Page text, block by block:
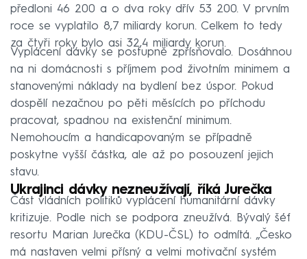
předloni 46 200 a o dva roky dřív 53 200. V prvním
roce se vyplatilo 8,7 miliardy korun. Celkem to tedy
za čtyři roky bylo asi 32,4 miliardy korun.
Vyplácení dávky se postupně zpřísňovalo. Dosáhnou
na ni domácnosti s příjmem pod životním minimem a
stanovenými náklady na bydlení bez úspor. Pokud
dospělí nezačnou po pěti měsících po příchodu
pracovat, spadnou na existenční minimum.
Nemohoucím a handicapovaným se případně
poskytne vyšší částka, ale až po posouzení jejich
stavu.
Ukrajinci dávky nezneužívají, říká Jurečka
Část vládních politiků vyplácení humanitární dávky
kritizuje. Podle nich se podpora zneužívá. Bývalý šéf
resortu Marian Jurečka (KDU-ČSL) to odmítá. „Česko
má nastaven velmi přísný a velmi motivační systém